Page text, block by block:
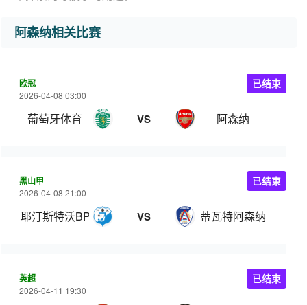
阿森纳相关比赛
欧冠
2026-04-08 03:00
葡萄牙体育 VS 阿森纳
已结束
黑山甲
2026-04-08 21:00
耶汀斯特沃BP VS 蒂瓦特阿森纳
已结束
英超
2026-04-11 19:30
已结束